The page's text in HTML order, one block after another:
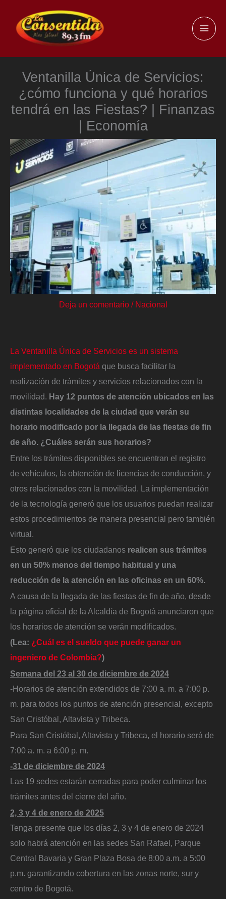
contenido
Ventanilla Única de Servicios:
¿cómo funciona y qué horarios
tendrá en las Fiestas? | Finanzas
| Economía
Deja un comentario / Nacional
La Ventanilla Única de Servicios es un sistema
implementado en Bogotá que busca facilitar la
realización de trámites y servicios relacionados con la
movilidad. Hay 12 puntos de atención ubicados en las
distintas localidades de la ciudad que verán su
horario modificado por la llegada de las fiestas de fin
de año. ¿Cuáles serán sus horarios?
Entre los trámites disponibles se encuentran el registro
de vehículos, la obtención de licencias de conducción, y
otros relacionados con la movilidad. La implementación
de la tecnología generó que los usuarios puedan realizar
estos procedimientos de manera presencial pero también
virtual.
Esto generó que los ciudadanos realicen sus trámites
en un 50% menos del tiempo habitual y una
reducción de la atención en las oficinas en un 60%.
A causa de la llegada de las fiestas de fin de año, desde
la página oficial de la Alcaldía de Bogotá anunciaron que
los horarios de atención se verán modificados.
(Lea: ¿Cuál es el sueldo que puede ganar un
ingeniero de Colombia?)
Semana del 23 al 30 de diciembre de 2024
-Horarios de atención extendidos de 7:00 a. m. a 7:00 p.
m. para todos los puntos de atención presencial, excepto
San Cristóbal, Altavista y Tribeca.
Para San Cristóbal, Altavista y Tribeca, el horario será de
7:00 a. m. a 6:00 p. m.
-31 de diciembre de 2024
Las 19 sedes estarán cerradas para poder culminar los
trámites antes del cierre del año.
2, 3 y 4 de enero de 2025
Tenga presente que los días 2, 3 y 4 de enero de 2024
solo habrá atención en las sedes San Rafael, Parque
Central Bavaria y Gran Plaza Bosa de 8:00 a.m. a 5:00
p.m. garantizando cobertura en las zonas norte, sur y
centro de Bogotá.